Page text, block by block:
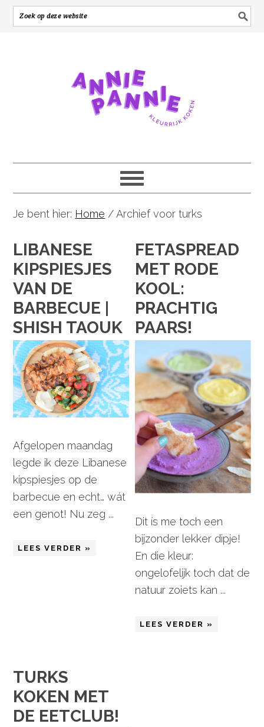
Je bent hier: Home /Archief voor turks
LIBANESE
KIPSPIESJES
VAN DE
BARBECUE |
SHISH TAOUK
Afgelopen maandag
legde ik deze Libanese
kipspiesjes op de
barbecue en echt… wát
een genot! Nu zeg ...
LEES VERDER »
FETASPREAD
MET RODE
KOOL:
PRACHTIG
PAARS!
Dit ís me toch een
bijzonder lekker dipje!
En die kleur:
ongelofelijk toch dat de
natuur zoiets kan ...
LEES VERDER »
TURKS
KOKEN MET
DE EETCLUB!